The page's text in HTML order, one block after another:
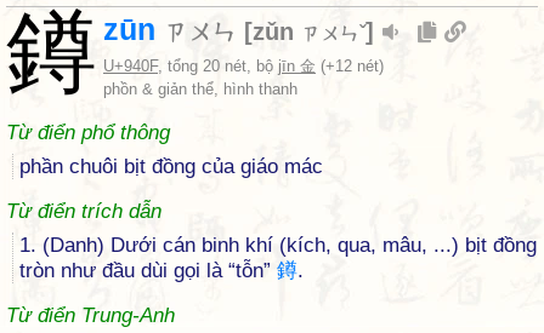
鐏 zūn ㄗㄨㄣ [zǔn ㄗㄨㄣˇ]
U+940F, tổng 20 nét, bộ jīn 金 (+12 nét)
phồn & giản thể, hình thanh
Từ điển phổ thông
phần chuôi bịt đồng của giáo mác
Từ điển trích dẫn
1. (Danh) Dưới cán binh khí (kích, qua, mâu, ...) bịt đồng
tròn như đầu dùi gọi là “tỗn” 鐏.
Từ điển Trung-Anh